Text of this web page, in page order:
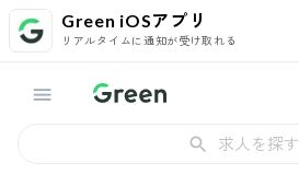
Green iOSアプリ
リアルタイムに通知が受け取れる
求人を探す